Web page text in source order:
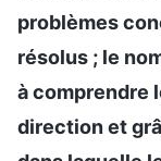
problèmes
résolus ; le
à comprendre
direction et